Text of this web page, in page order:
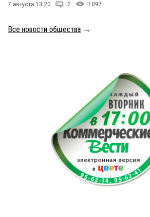
7 августа 13:20 2 1097
Все новости общества →